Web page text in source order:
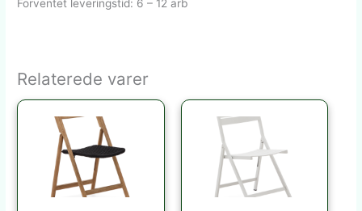
Forventet leveringstid: 6 – 12 arb
Relaterede varer